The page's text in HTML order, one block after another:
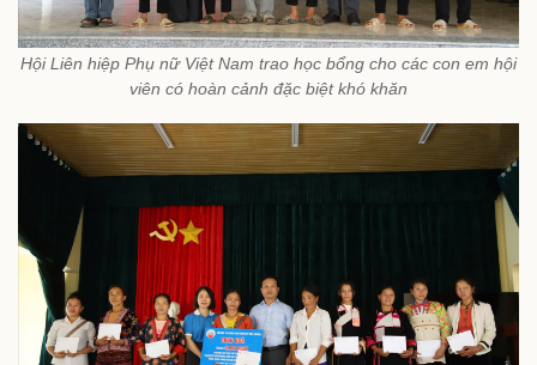
Hội Liên hiệp Phụ nữ Việt Nam trao học bổng cho các con em hội
viên có hoàn cảnh đặc biệt khó khăn